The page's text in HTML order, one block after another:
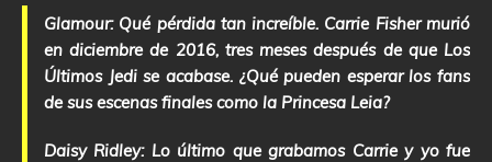
Glamour: Qué pérdida tan increíble. Carrie Fisher murió
en diciembre de 2016, tres meses después de que Los
Últimos Jedi se acabase. ¿Qué pueden esperar los fans
de sus escenas finales como la Princesa Leia?
Daisy Ridley: Lo último que grabamos Carrie y yo fue